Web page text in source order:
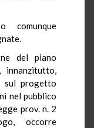
comunque
del piano
innanzitutto,
sul progetto
nel pubblico
prov. n. 2
occorre